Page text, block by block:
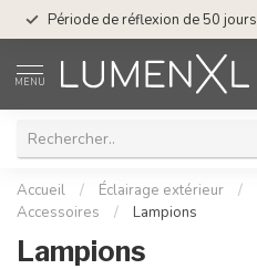
Période de réflexion de 50 jours
MENU
Accueil / Éclairage extérieur /
Accessoires
/ Lampions
Lampions